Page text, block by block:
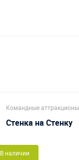
Командные аттракционы
Стенка на Стенку
В наличии